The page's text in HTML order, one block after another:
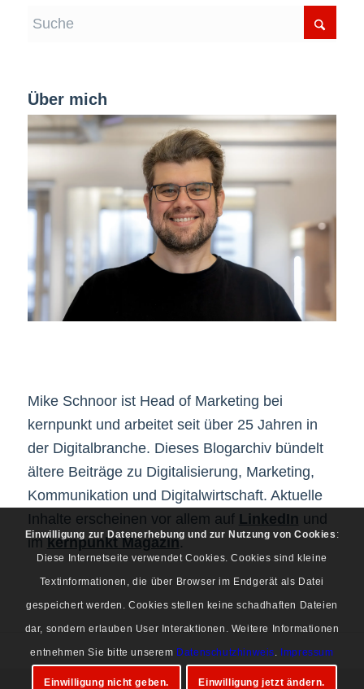
Über mich
Mike Schnoor ist Head of Marketing bei
kernpunkt und arbeitet seit über 25 Jahren in
der Digitalbranche. Dieses Blogarchiv bündelt
ältere Beiträge zu Digitalisierung, Marketing,
Kommunikation und Digitalwirtschaft. Aktuelle
Inhalte erscheinen vor allem auf LinkedIn und
imkernpunkt Magazin.
Einwilligung zur Datenerhebung und zur Nutzung von Cookies :
Diese Internetseite verwendet Cookies. Cookies sind kleine
Textinformationen, die über Browser im Endgerät als Datei
gespeichert werden. Cookies stellen keine schadhaften Dateien
dar, sondern erlauben User Interaktionen. Weitere Informationen
entnehmen Sie bitte unserem Datenschutzhinweis. Impressum
Einwilligung nicht geben. Einwilligung jetzt ändern.